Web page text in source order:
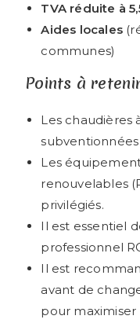
TVA réduite à
Aides locales
communes)
Points à
Les chaudières
Les
renouvelables
privilégiés.
Il est essentiel
professionnel
Il est
avant de
pour maximiser